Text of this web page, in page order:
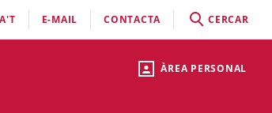
ÀREA PERSONAL
E-MAIL CONTACTA CERCAR